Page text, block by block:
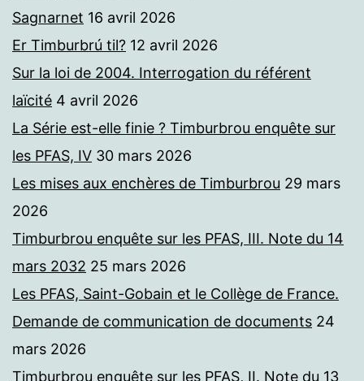
Sagnarnet 16 avril 2026
Er Timburbrú til? 12 avril 2026
Sur la loi de 2004. Interrogation du référent
laïcité 4 avril 2026
La Série est-elle finie ? Timburbrou enquête sur
les PFAS, IV 30 mars 2026
Les mises aux enchères de Timburbrou 29 mars
2026
Timburbrou enquête sur les PFAS, III. Note du 14
mars 2032 25 mars 2026
Les PFAS, Saint-Gobain et le Collège de France.
Demande de communication de documents 24
mars 2026
Timburbrou enquête sur les PFAS, II. Note du 13